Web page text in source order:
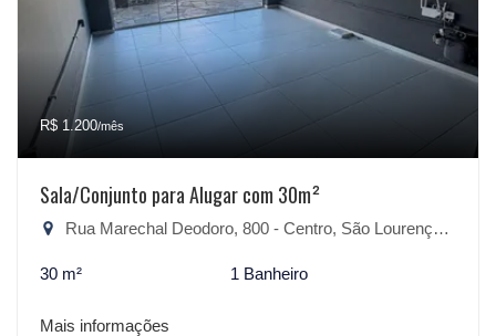
R$ 1.200/mês
Sala/Conjunto para Alugar com 30m²
Rua Marechal Deodoro, 800 - Centro, São Lourenço do Sul-RS
30 m² 1 Banheiro
Mais informações